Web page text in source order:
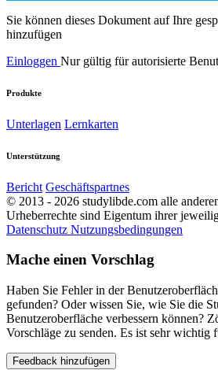
Sie können dieses Dokument auf Ihre
hinzufügen
Einloggen Nur gültig für autorisierte
Produkte
Unterlagen Lernkarten
Unterstützung
Bericht Geschäftspartnes
© 2013 - 2026 studylibde.com alle
Urheberrechte sind Eigentum ihrer
Datenschutz Nutzungsbedingungen
Mache einen Vorschlag
Haben Sie Fehler in der
gefunden? Oder wissen Sie, wie Sie die
Benutzeroberfläche verbessern können?
Vorschläge zu senden. Es ist sehr wichtig
Feedback hinzufügen